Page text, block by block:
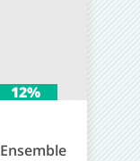
12%
Ensemble